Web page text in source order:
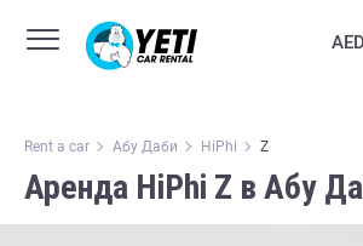
AED
Rent a car Абу Даби HiPhi Z
Аренда HiPhi Z в Абу